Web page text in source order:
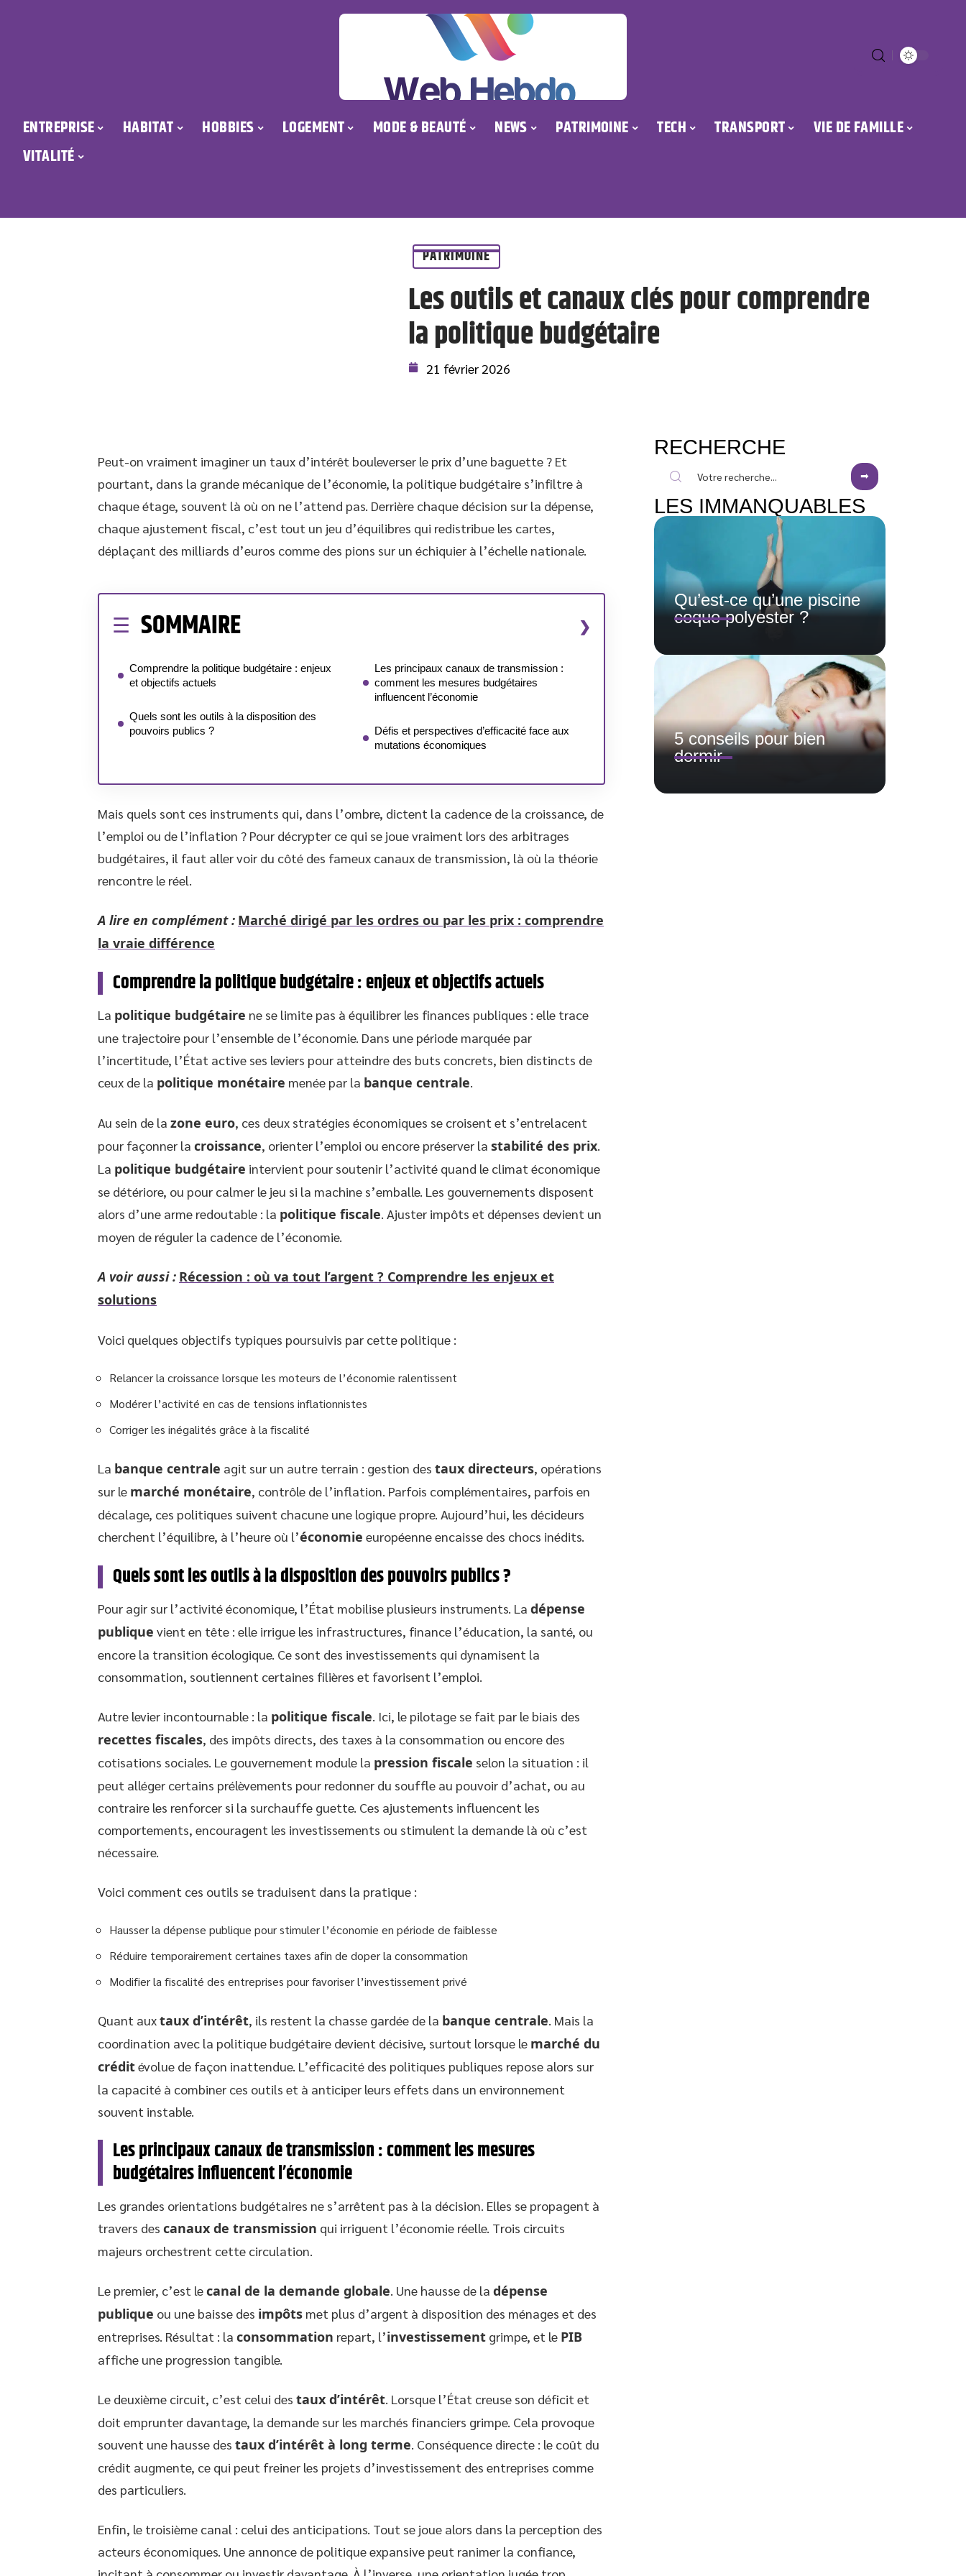
ENTREPRISE HABITAT HOBBIES LOGEMENT MODE & BEAUTÉ NEWS PATRIMOINE TECH TRANSPORT
VIE DE FAMILLE
VITALITÉ
PATRIMOINE
Les outils et canaux clés pour comprendre
la politique budgétaire
21 février 2026
Peut-on vraiment imaginer un taux d’intérêt bouleverser le prix d’une baguette ? Et
pourtant, dans la grande mécanique de l’économie, la politique budgétaire s’infiltre à
chaque étage, souvent là où on ne l’attend pas. Derrière chaque décision sur la dépense,
chaque ajustement fiscal, c’est tout un jeu d’équilibres qui redistribue les cartes,
déplaçant des milliards d’euros comme des pions sur un échiquier à l’échelle nationale.
SOMMAIRE
Comprendre la politique budgétaire : enjeux
et objectifs actuels
Quels sont les outils à la disposition des
pouvoirs publics ?
Les principaux canaux de transmission :
comment les mesures budgétaires
influencent l’économie
Défis et perspectives d’efficacité face aux
mutations économiques
Mais quels sont ces instruments qui, dans l’ombre, dictent la cadence de la croissance, de
l’emploi ou de l’inflation ? Pour décrypter ce qui se joue vraiment lors des arbitrages
budgétaires, il faut aller voir du côté des fameux canaux de transmission, là où la théorie
rencontre le réel.
A lire en complément : Marché dirigé par les ordres ou par les prix : comprendre
la vraie différence
Comprendre la politique budgétaire : enjeux et objectifs actuels
La politique budgétaire ne se limite pas à équilibrer les finances publiques : elle trace
une trajectoire pour l’ensemble de l’économie. Dans une période marquée par
l’incertitude, l’État active ses leviers pour atteindre des buts concrets, bien distincts de
ceux de la politique monétaire menée par la banque centrale.
Au sein de la zone euro, ces deux stratégies économiques se croisent et s’entrelacent
pour façonner la croissance, orienter l’emploi ou encore préserver la stabilité des prix.
La politique budgétaire intervient pour soutenir l’activité quand le climat économique
se détériore, ou pour calmer le jeu si la machine s’emballe. Les gouvernements disposent
alors d’une arme redoutable : la politique fiscale. Ajuster impôts et dépenses devient un
moyen de réguler la cadence de l’économie.
A voir aussi : Récession : où va tout l’argent ? Comprendre les enjeux et
solutions
Voici quelques objectifs typiques poursuivis par cette politique :
Relancer la croissance lorsque les moteurs de l’économie ralentissent
Modérer l’activité en cas de tensions inflationnistes
Corriger les inégalités grâce à la fiscalité
La banque centrale agit sur un autre terrain : gestion des taux directeurs, opérations
sur le marché monétaire, contrôle de l’inflation. Parfois complémentaires, parfois en
décalage, ces politiques suivent chacune une logique propre. Aujourd’hui, les décideurs
cherchent l’équilibre, à l’heure où l’économie européenne encaisse des chocs inédits.
Quels sont les outils à la disposition des pouvoirs publics ?
Pour agir sur l’activité économique, l’État mobilise plusieurs instruments. La dépense
publique vient en tête : elle irrigue les infrastructures, finance l’éducation, la santé, ou
encore la transition écologique. Ce sont des investissements qui dynamisent la
consommation, soutiennent certaines filières et favorisent l’emploi.
Autre levier incontournable : la politique fiscale. Ici, le pilotage se fait par le biais des
recettes fiscales, des impôts directs, des taxes à la consommation ou encore des
cotisations sociales. Le gouvernement module la pression fiscale selon la situation : il
peut alléger certains prélèvements pour redonner du souffle au pouvoir d’achat, ou au
contraire les renforcer si la surchauffe guette. Ces ajustements influencent les
comportements, encouragent les investissements ou stimulent la demande là où c’est
nécessaire.
Voici comment ces outils se traduisent dans la pratique :
Hausser la dépense publique pour stimuler l’économie en période de faiblesse
Réduire temporairement certaines taxes afin de doper la consommation
Modifier la fiscalité des entreprises pour favoriser l’investissement privé
Quant auxtaux d’intérêt, ils restent la chasse gardée de la banque centrale. Mais la
coordination avec la politique budgétaire devient décisive, surtout lorsque le marché du
créditévolue de façon inattendue. L’efficacité des politiques publiques repose alors sur
la capacité à combiner ces outils et à anticiper leurs effets dans un environnement
souvent instable.
Les principaux canaux de transmission : comment les mesures
budgétaires influencent l’économie
Les grandes orientations budgétaires ne s’arrêtent pas à la décision. Elles se propagent à
travers des canaux de transmission qui irriguent l’économie réelle. Trois circuits
majeurs orchestrent cette circulation.
Le premier, c’est lecanal de la demande globale. Une hausse de la dépense
publique ou une baisse des impôts met plus d’argent à disposition des ménages et des
entreprises. Résultat : la consommation repart, l’investissement grimpe, et le PIB
affiche une progression tangible.
Le deuxième circuit, c’est celui des taux d’intérêt. Lorsque l’État creuse son déficit et
doit emprunter davantage, la demande sur les marchés financiers grimpe. Cela provoque
souvent une hausse des taux d’intérêt à long terme. Conséquence directe : le coût du
crédit augmente, ce qui peut freiner les projets d’investissement des entreprises comme
des particuliers.
Enfin, le troisième canal : celui des anticipations. Tout se joue alors dans la perception des
acteurs économiques. Une annonce de politique expansive peut ranimer la confiance,
RECHERCHE
LES IMMANQUABLES
Qu’est-ce qu’une piscine
coque polyester ?
5 conseils pour bien
dormir